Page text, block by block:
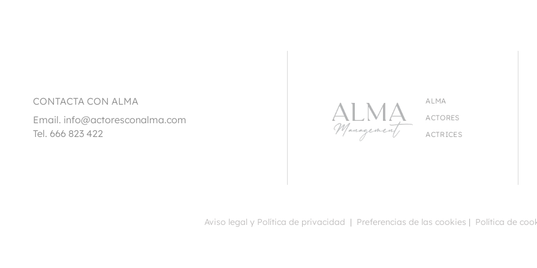
CONTACTA CON ALMA
Email. info@actoresconalma.com
Tel. 666 823 422
ALMA
ACTORES
ACTRICES
Aviso legal y Política de privacidad | Preferencias de las cookies | Política de